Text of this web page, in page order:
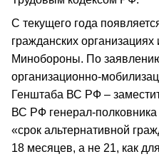
С текущего года
гражданских организациях
Минобороны. По
организационно-
Генштаба ВС РФ –
ВС РФ генерал-полковника
«срок альтернативной
18 месяцев, а не 21, как